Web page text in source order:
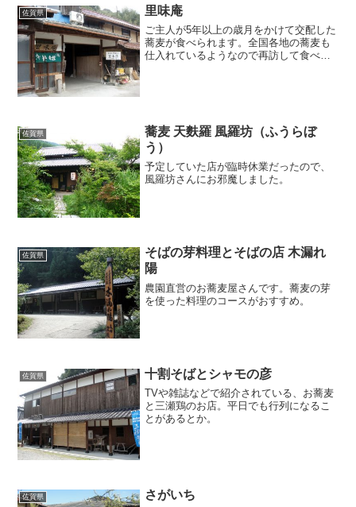
佐賀県 里味庵
ご主人が5年以上の歳月をかけて交配した
蕎麦が食べられます。全国各地の蕎麦も
仕入れているようなので再訪して食べ比
佐賀県
蕎麦 天麩羅 風羅坊（ふうらぼ
う）
予定していた店が臨時休業だったので、
風羅坊さんにお邪魔しました。
佐賀県
そばの芽料理とそばの店 木漏れ
陽
農園直営のお蕎麦屋さんです。蕎麦の芽
を使った料理のコースがおすすめ。
佐賀県 十割そばとシャモの彦
TVや雑誌などで紹介されている、お蕎麦
と三瀬鶏のお店。平日でも行列になるこ
とがあるとか。
佐賀県 さがいち